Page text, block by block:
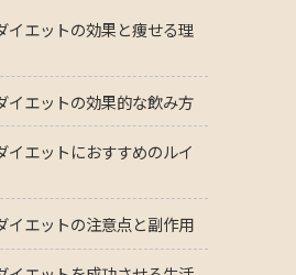
イエットの効果と痩せる理
イエットの効果的な飲み方
イエットにおすすめのルイ
イエットの注意点と副作用